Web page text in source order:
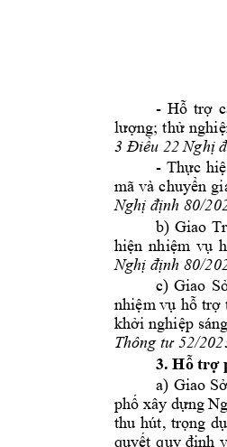
- Hỗ trợ
lượng; thử
3 Điều 22 Nghị
- Thực
mã và chuyển
Nghị định 80/
b) Giao
hiện nhiệm vụ h
Nghị định 80/
c) Giao S
nhiệm vụ hỗ trợ
khởi nghiệp sáng
Thông tư 52/
3. Hỗ trợ
a) Giao
phố xây dựng
thu hút, trọng
quyết quy định